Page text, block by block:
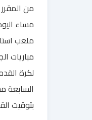
من
ملعب
مباريات
السابعة
بتوقيت